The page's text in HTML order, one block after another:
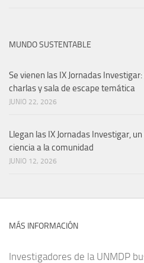
MUNDO SUSTENTABLE
Se vienen las IX Jornadas
charlas y sala de escape temática
JUNIO 22, 2026
Llegan las IX Jornadas Investigar,
ciencia a la comunidad
JUNIO 12, 2026
MÁS INFORMACIÓN
Investigadores de la UNMDP